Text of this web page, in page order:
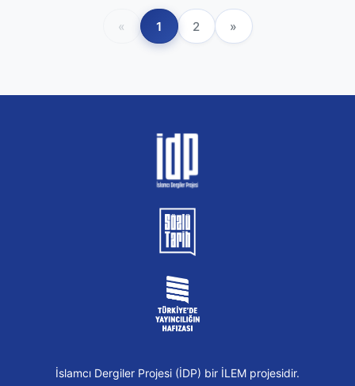
« 1 2 »
İslamcı Dergiler Projesi (İDP) bir İLEM projesidir.